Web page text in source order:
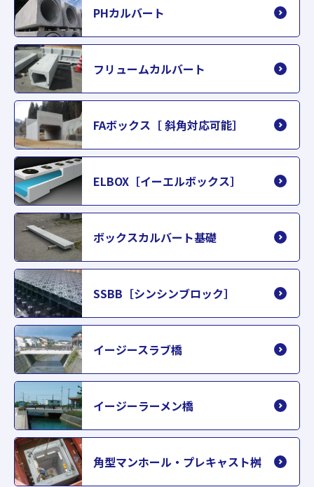
PHカルバート
フリュームカルバート
FAボックス［ 斜角対応可能］
ELBOX［イーエルボックス］
ボックスカルバート基礎
SSBB［シンシンブロック］
イージースラブ橋
イージーラーメン橋
角型マンホール・プレキャスト桝